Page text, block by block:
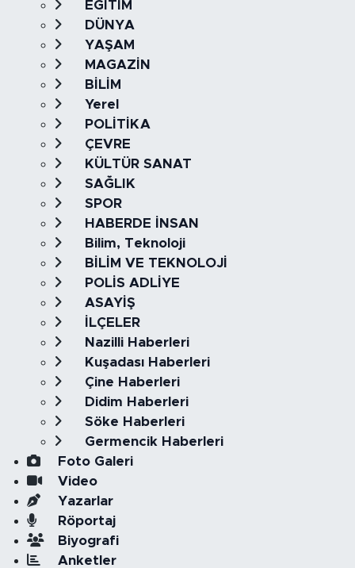
EĞİTİM
DÜNYA
YAŞAM
MAGAZİN
BİLİM
Yerel
POLİTİKA
ÇEVRE
KÜLTÜR SANAT
SAĞLIK
SPOR
HABERDE İNSAN
Bilim, Teknoloji
BİLİM VE TEKNOLOJİ
POLİS ADLİYE
ASAYİŞ
İLÇELER
Nazilli Haberleri
Kuşadası Haberleri
Çine Haberleri
Didim Haberleri
Söke Haberleri
Germencik Haberleri
Foto Galeri
Video
Yazarlar
Röportaj
Biyografi
Anketler